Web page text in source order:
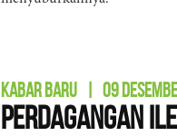
KABAR BARU 09
Perdagangan